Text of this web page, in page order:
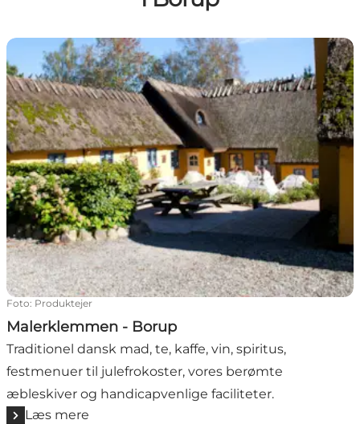
Malerklemmen - Borup
Foto: Produktejer
Malerklemmen - Borup
Traditionel dansk mad, te, kaffe, vin, spiritus,
festmenuer til julefrokoster, vores berømte
æbleskiver og handicapvenlige faciliteter.
Læs mere